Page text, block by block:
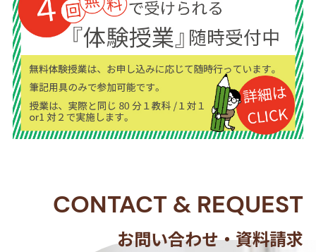
CONTACT & REQUEST
お問い合わせ・資料請求